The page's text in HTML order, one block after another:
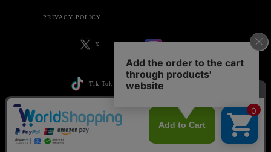
PRIVACY POLICY
X
Tik-Tok
Copyright © ankoROCK all rights reserved.